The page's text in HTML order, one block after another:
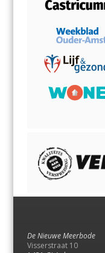
De Nieuwe Meerbode
Visserstraat 10